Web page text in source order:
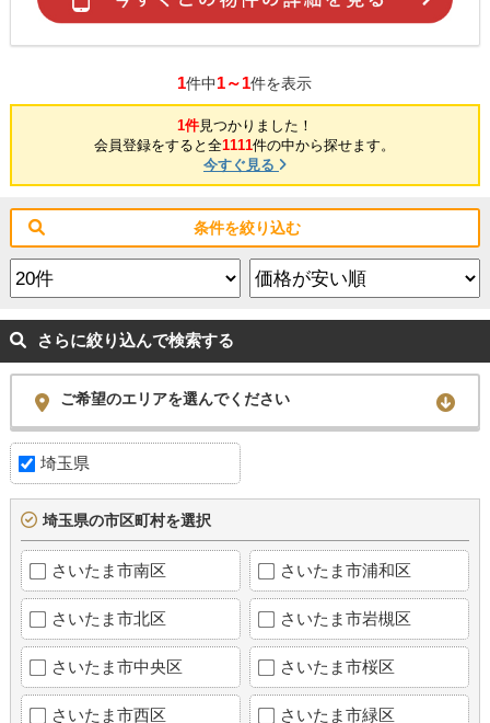
1件中1～1件を表示
1件見つかりました！
会員登録をすると全1111件の中から探せます。
今すぐ見る
条件を絞り込む
さらに絞り込んで検索する
ご希望のエリアを選んでください
埼玉県
埼玉県の市区町村を選択
さいたま市南区 さいたま市浦和区
さいたま市北区 さいたま市岩槻区
さいたま市中央区 さいたま市桜区
さいたま市西区 さいたま市緑区